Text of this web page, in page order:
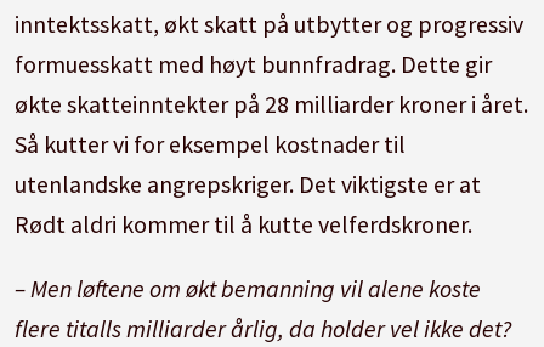
inntektsskatt, økt skatt på utbytter og progressiv
formuesskatt med høyt bunnfradrag. Dette gir
økte skatteinntekter på 28 milliarder kroner i året.
Så kutter vi for eksempel kostnader til
utenlandske angrepskriger. Det viktigste er at
Rødt aldri kommer til å kutte velferdskroner.
– Men løftene om økt bemanning vil alene koste
flere titalls milliarder årlig, da holder vel ikke det?